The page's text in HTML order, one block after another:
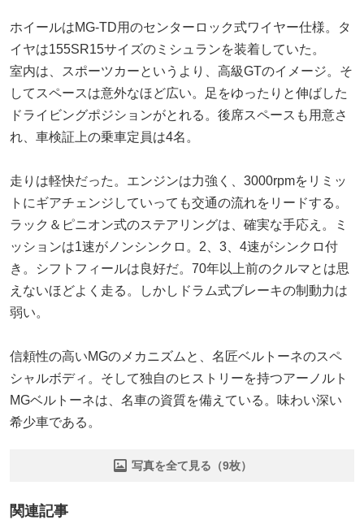
ホイールはMG-TD用のセンターロック式ワイヤー仕様。タ
イヤは155SR15サイズのミシュランを装着していた。
室内は、スポーツカーというより、高級GTのイメージ。そ
してスペースは意外なほど広い。足をゆったりと伸ばした
ドライビングポジションがとれる。後席スペースも用意さ
れ、車検証上の乗車定員は4名。
走りは軽快だった。エンジンは力強く、3000rpmをリミッ
トにギアチェンジしていっても交通の流れをリードする。
ラック＆ピニオン式のステアリングは、確実な手応え。ミ
ッションは1速がノンシンクロ。2、3、4速がシンクロ付
き。シフトフィールは良好だ。70年以上前のクルマとは思
えないほどよく走る。しかしドラム式ブレーキの制動力は
弱い。
信頼性の高いMGのメカニズムと、名匠ベルトーネのスペ
シャルボディ。そして独自のヒストリーを持つアーノルト
MGベルトーネは、名車の資質を備えている。味わい深い
希少車である。
写真を全て見る（9枚）
関連記事